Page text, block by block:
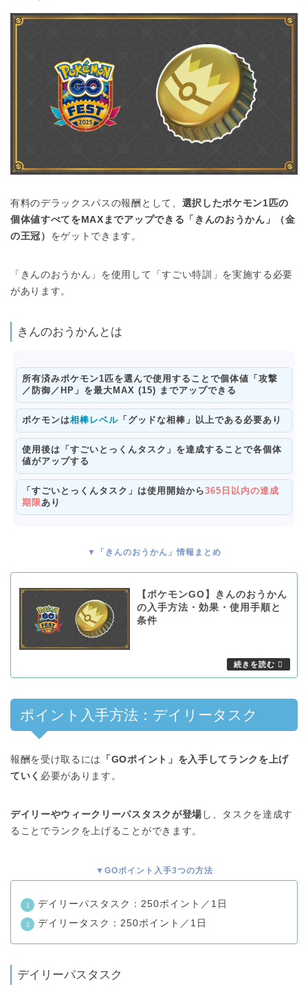
有料のデラックスパスの報酬として、 選択したポケモン1匹の
個体値すべてをMAXまでアップできる「きんのおうかん」（金
の王冠） をゲットできます。
「きんのおうかん」を使用して「すごい特訓」を実施する必要
があります。
きんのおうかんとは
所有済みポケモン1匹を選んで使用することで個体値「攻撃
／防御／HP」を最大MAX (15) までアップできる
ポケモンは相棒レベル 「グッドな相棒」以上である必要あり
使用後は 「すごいとっくんタスク」を達成する ことで各個体
値がアップする
「すごいとっくんタスク」は使用開始から365日以内の達成
期限 あり
▼「きんのおうかん」情報まとめ
【ポケモンGO】きんのおうかん
の入手方法・効果・使用手順と
条件
ポイント入手方法：デイリータスク
報酬を受け取るには
「GOポイント」を入手してランクを上げ
ていく 必要があります。
デイリーやウィークリーパスタスクが登場 し、タスクを達成す
ることでランクを上げることができます。
▼GOポイント入手3つの方法
デイリーパスタスク：250ポイント／1日
デイリータスク：250ポイント／1日
デイリーパスタスク